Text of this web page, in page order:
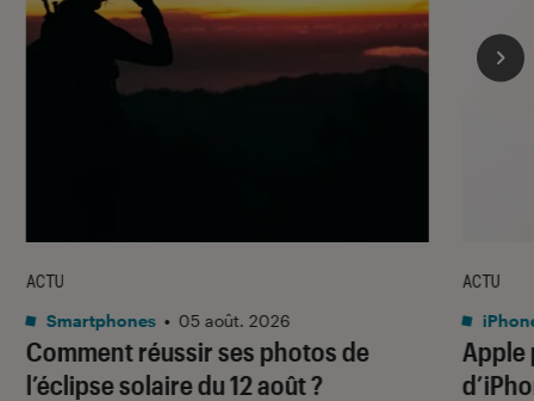
Comment réussir ses photos de
l’éclipse solaire du 12 août ?
ACTU
Smartphones • 05 août. 2026
Apple
ACTU